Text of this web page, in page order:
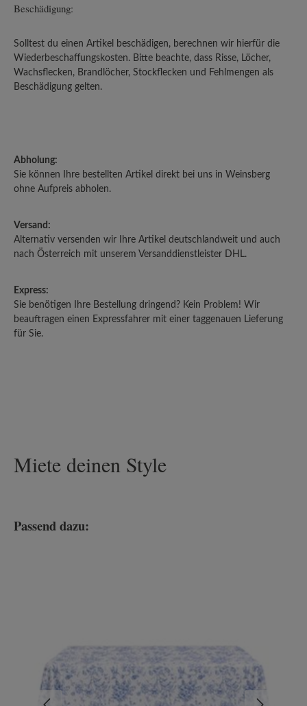
Beschädigung:
Solltest du einen Artikel beschädigen, berechnen wir hierfür die
Wiederbeschaffungskosten. Bitte beachte, dass Risse, Löcher,
Wachsflecken, Brandlöcher, Stockflecken und Fehlmengen als
Beschädigung gelten.
Abholung:
Sie können Ihre bestellten Artikel direkt bei uns in Weinsberg
ohne Aufpreis abholen.
Versand:
Alternativ versenden wir Ihre Artikel deutschlandweit und auch
nach Österreich mit unserem Versanddienstleister DHL.
Express:
Sie benötigen Ihre Bestellung dringend? Kein Problem! Wir
beauftragen einen Expressfahrer mit einer taggenauen Lieferung
für Sie.
Miete deinen Style
Produktgalerie überspringen
Passend dazu: